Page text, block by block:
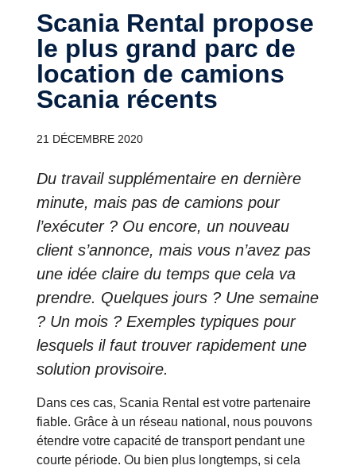
Scania Rental propose
le plus grand parc de
location de camions
Scania récents
21 DÉCEMBRE 2020
Du travail supplémentaire en dernière
minute, mais pas de camions pour
l’exécuter ? Ou encore, un nouveau
client s’annonce, mais vous n’avez pas
une idée claire du temps que cela va
prendre. Quelques jours ? Une semaine
? Un mois ? Exemples typiques pour
lesquels il faut trouver rapidement une
solution provisoire.
Dans ces cas, Scania Rental est votre partenaire
fiable. Grâce à un réseau national, nous pouvons
étendre votre capacité de transport pendant une
courte période. Ou bien plus longtemps, si cela